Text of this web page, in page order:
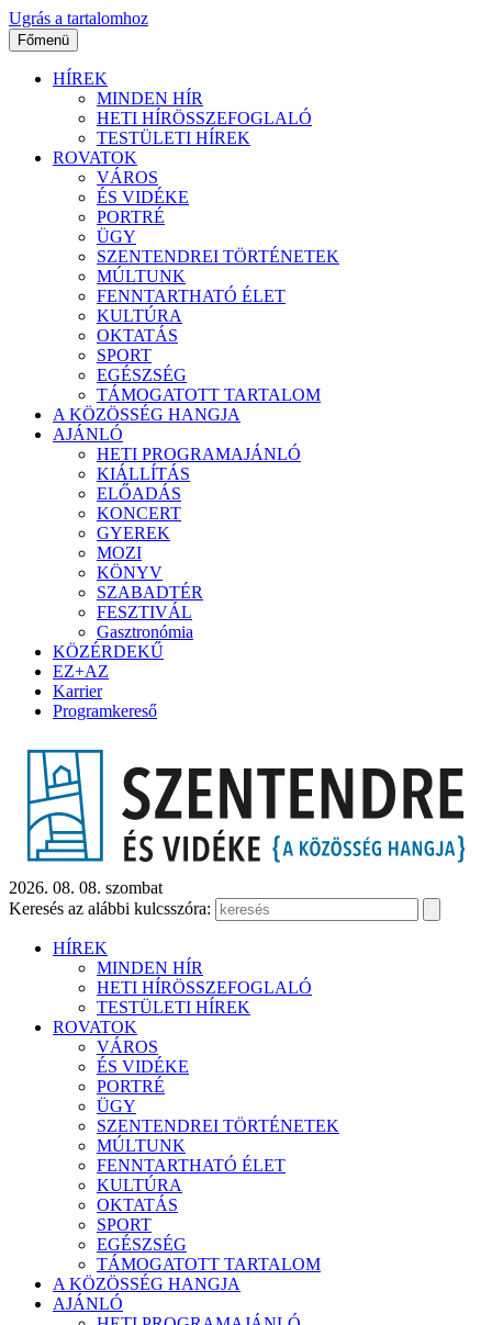
Ugrás a tartalomhoz
Főmenü
HÍREK
MINDEN HÍR
HETI HÍRÖSSZEFOGLALÓ
TESTÜLETI HÍREK
ROVATOK
VÁROS
ÉS VIDÉKE
PORTRÉ
ÜGY
SZENTENDREI TÖRTÉNETEK
MÚLTUNK
FENNTARTHATÓ ÉLET
KULTÚRA
OKTATÁS
SPORT
EGÉSZSÉG
TÁMOGATOTT TARTALOM
A KÖZÖSSÉG HANGJA
AJÁNLÓ
HETI PROGRAMAJÁNLÓ
KIÁLLÍTÁS
ELŐADÁS
KONCERT
GYEREK
MOZI
KÖNYV
SZABADTÉR
FESZTIVÁL
Gasztronómia
KÖZÉRDEKŰ
EZ+AZ
Karrier
Programkereső
2026. 08. 08. szombat
Keresés az alábbi kulcsszóra:
HÍREK
MINDEN HÍR
HETI HÍRÖSSZEFOGLALÓ
TESTÜLETI HÍREK
ROVATOK
VÁROS
ÉS VIDÉKE
PORTRÉ
ÜGY
SZENTENDREI TÖRTÉNETEK
MÚLTUNK
FENNTARTHATÓ ÉLET
KULTÚRA
OKTATÁS
SPORT
EGÉSZSÉG
TÁMOGATOTT TARTALOM
A KÖZÖSSÉG HANGJA
AJÁNLÓ